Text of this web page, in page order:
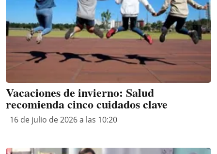
Vacaciones de invierno: Salud
recomienda cinco cuidados clave
16 de julio de 2026 a las 10:20